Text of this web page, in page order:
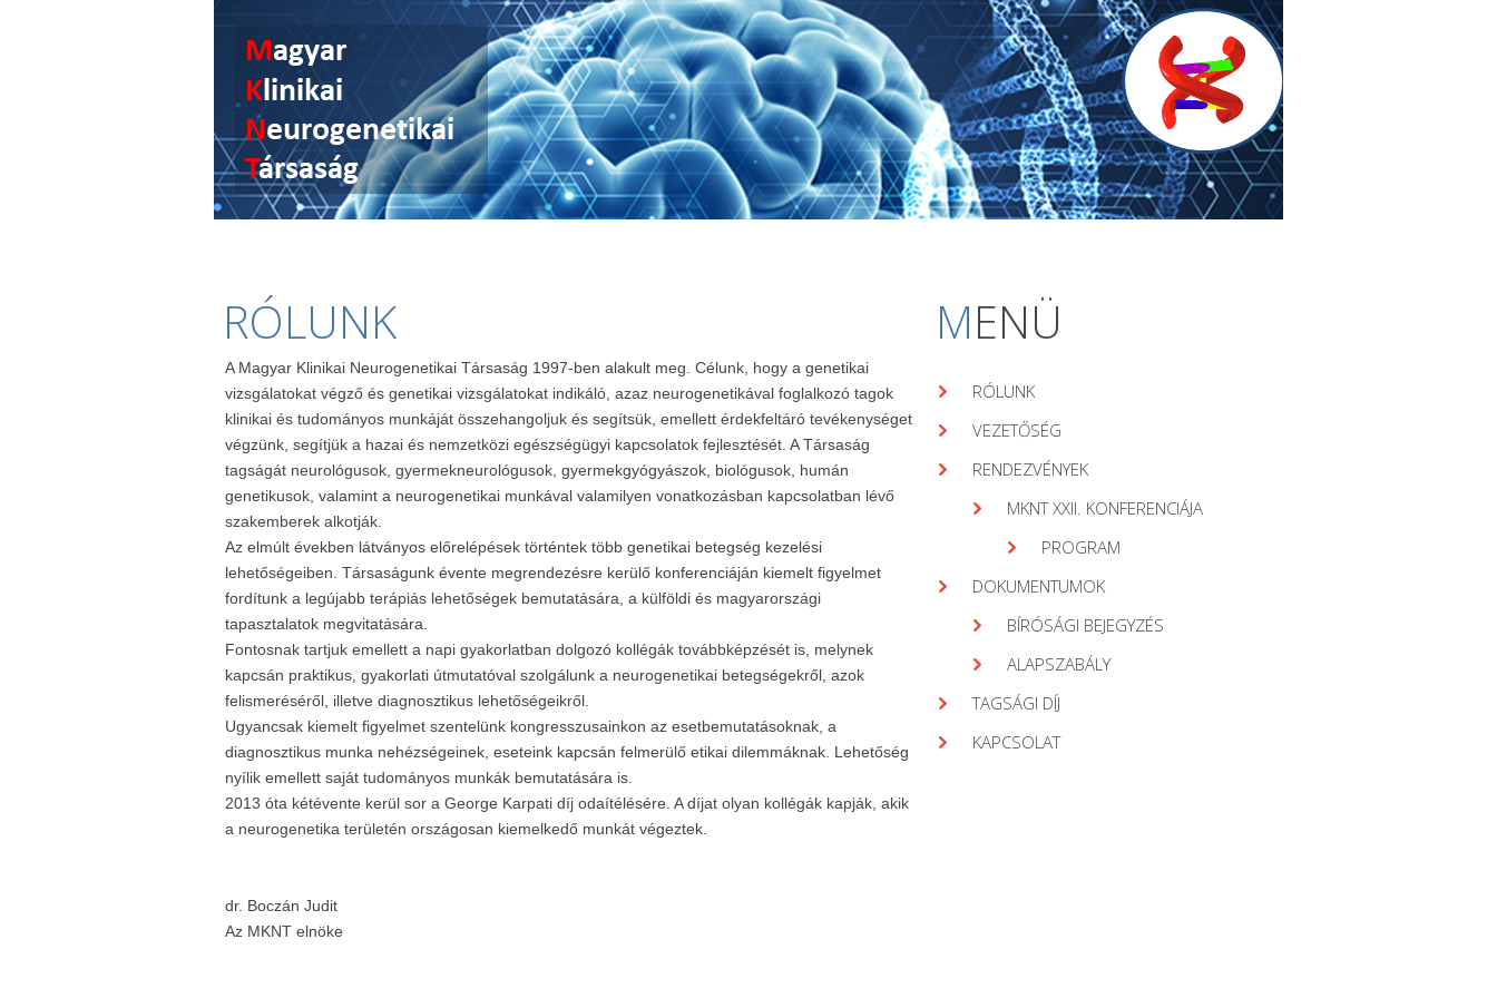
RÓLUNK
A Magyar Klinikai Neurogenetikai Társaság 1997-ben alakult meg. Célunk, hogy a genetikai
vizsgálatokat végző és genetikai vizsgálatokat indikáló, azaz neurogenetikával foglalkozó tagok
klinikai és tudományos munkáját összehangoljuk és segítsük, emellett érdekfeltáró tevékenységet
végzünk, segítjük a hazai és nemzetközi egészségügyi kapcsolatok fejlesztését. A Társaság
tagságát neurológusok, gyermekneurológusok, gyermekgyógyászok, biológusok, humán
genetikusok, valamint a neurogenetikai munkával valamilyen vonatkozásban kapcsolatban lévő
szakemberek alkotják.
Az elmúlt években látványos előrelépések történtek több genetikai betegség kezelési
lehetőségeiben. Társaságunk évente megrendezésre kerülő konferenciáján kiemelt figyelmet
fordítunk a legújabb terápiás lehetőségek bemutatására, a külföldi és magyarországi
tapasztalatok megvitatására.
Fontosnak tartjuk emellett a napi gyakorlatban dolgozó kollégák továbbképzését is, melynek
kapcsán praktikus, gyakorlati útmutatóval szolgálunk a neurogenetikai betegségekről, azok
felismeréséről, illetve diagnosztikus lehetőségeikről.
Ugyancsak kiemelt figyelmet szentelünk kongresszusainkon az esetbemutatásoknak, a
diagnosztikus munka nehézségeinek, eseteink kapcsán felmerülő etikai dilemmáknak. Lehetőség
nyílik emellett saját tudományos munkák bemutatására is.
2013 óta kétévente kerül sor a George Karpati díj odaítélésére. A díjat olyan kollégák kapják, akik
a neurogenetika területén országosan kiemelkedő munkát végeztek.
dr. Boczán Judit
Az MKNT elnöke
MENÜ
RÓLUNK
VEZETŐSÉG
RENDEZVÉNYEK
MKNT XXII. KONFERENCIÁJA
PROGRAM
DOKUMENTUMOK
BÍRÓSÁGI BEJEGYZÉS
ALAPSZABÁLY
TAGSÁGI DÍJ
KAPCSOLAT